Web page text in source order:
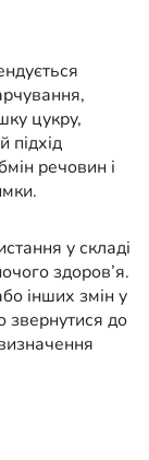
цукру,
підхід
речовин і
у складі
здоров’я.
інших змін у
звернутися до